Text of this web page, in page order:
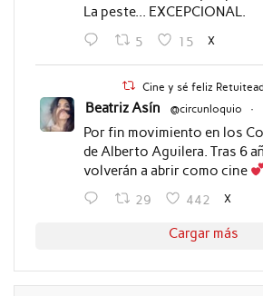
La peste... EXCEPCIONAL.
5 15 X
Cine y sé feliz
Beatriz Asín @circunloquio ·
Por fin movimiento en los
de Alberto Aguilera. Tras 6
volverán a abrir como cine
29 442 X
Cargar más